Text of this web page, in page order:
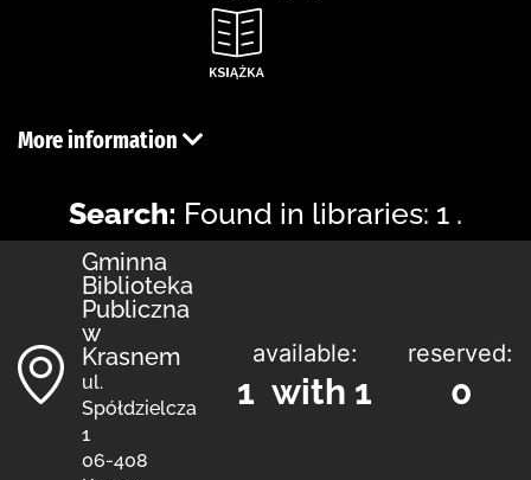
More information
Search: Found in libraries: 1 .
Gminna
Biblioteka
Publiczna
w
Krasnem
ul.
Spółdzielcza
1
06-408
available:
1 with 1
reserved:
0